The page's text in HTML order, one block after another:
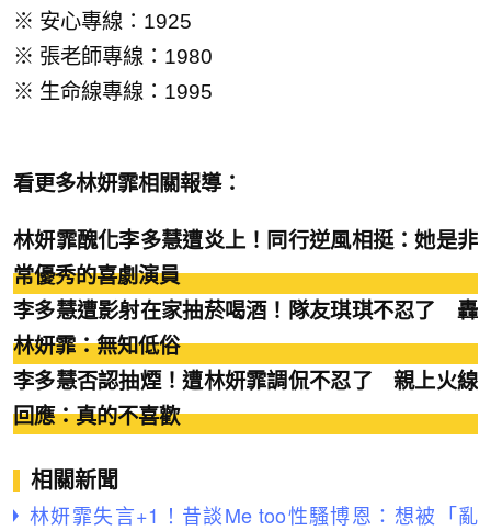
※ 安心專線：1925
※ 張老師專線：1980
※ 生命線專線：1995
看更多林妍霏相關報導：
林妍霏醜化李多慧遭炎上！同行逆風相挺：她是非
常優秀的喜劇演員
李多慧遭影射在家抽菸喝酒！隊友琪琪不忍了 轟
林妍霏：無知低俗
李多慧否認抽煙！遭林妍霏調侃不忍了 親上火線
回應：真的不喜歡
相關新聞
林妍霏失言+1！昔談Me too性騷博恩：想被「亂